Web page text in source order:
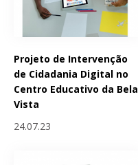
Projeto de Intervenção
de Cidadania Digital no
Centro Educativo da Bela
Vista
24.07.23